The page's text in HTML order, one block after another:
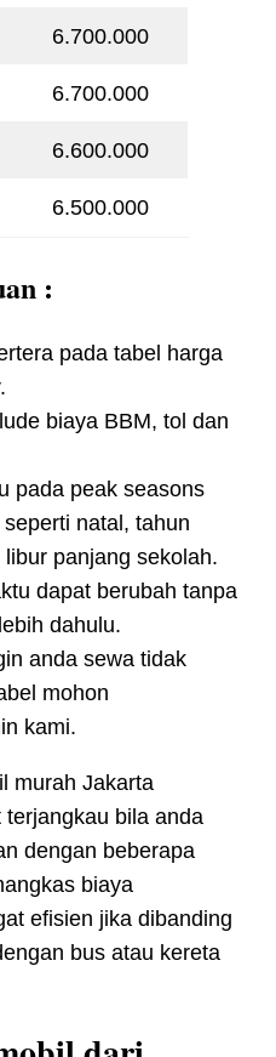
6.700.000
6.700.000
6.600.000
6.500.000
:
pada tabel harga
biaya BBM, tol dan
pada peak seasons
natal, tahun
panjang sekolah.
dapat berubah tanpa
dahulu.
anda sewa tidak
mohon
kami.
murah Jakarta
bila anda
dengan beberapa
biaya
efisien jika dibanding
bus atau kereta